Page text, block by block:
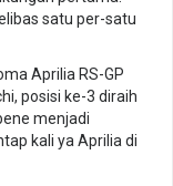
satu per-satu
Aprilia RS-GP
posisi ke-3 diraih
menjadi
kali ya Aprilia di